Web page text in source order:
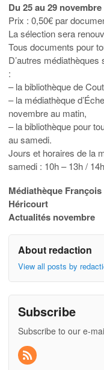
Du 25 au 29
Prix : 0,50€ par
La sélection sera
Tous documents pour
D’autres
:
– la bibliothèque de
– la médiathèque
novembre au matin,
– la bibliothèque pour
au samedi.
Jours et horaires de la
samedi : 10h – 13h /
Médiathèque
Héricourt
Actualités novembre
About redaction
View all posts by
Subscribe
Subscribe to our e-